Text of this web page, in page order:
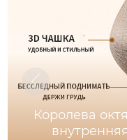
Королева